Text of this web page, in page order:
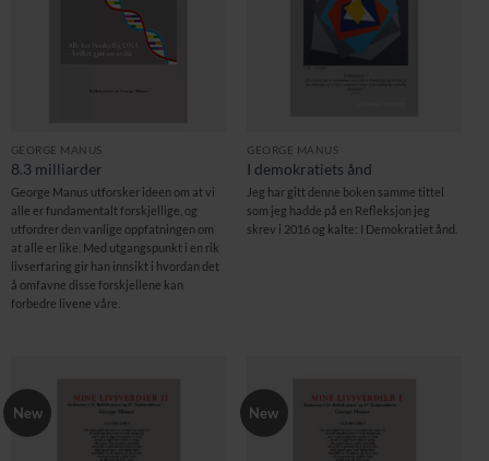
GEORGE MANUS
8.3 milliarder
George Manus utforsker ideen om at vi
alle er fundamentalt forskjellige, og
utfordrer den vanlige oppfatningen om
at alle er like. Med utgangspunkt i en rik
livserfaring gir han innsikt i hvordan det
å omfavne disse forskjellene kan
forbedre livene våre.
GEORGE MANUS
I demokratiets ånd
Jeg har gitt denne boken samme tittel
som jeg hadde på en Refleksjon jeg
skrev i 2016 og kalte: I Demokratiet ånd.
New New